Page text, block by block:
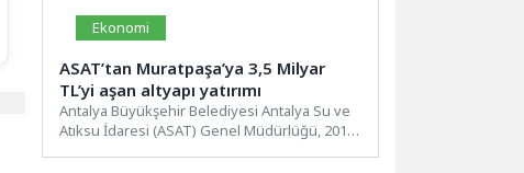
Ekonomi
ASAT’tan Muratpaşa’ya 3,5 Milyar
TL’yi aşan altyapı yatırımı
Antalya Büyükşehir Belediyesi Antalya Su ve
Atıksu İdaresi (ASAT) Genel Müdürlüğü, 2019-